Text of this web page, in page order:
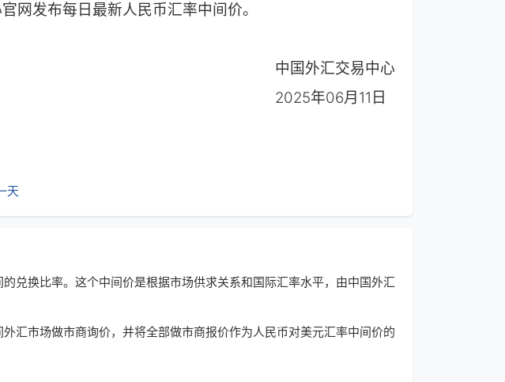
发布每日最新人民币汇率中间价。
中国外汇交易中心
2025年06月11日
天
兑换比率。这个中间价是根据市场供求关系和国际汇率水平，由中国外汇
汇市场做市商询价，并将全部做市商报价作为人民币对美元汇率中间价的